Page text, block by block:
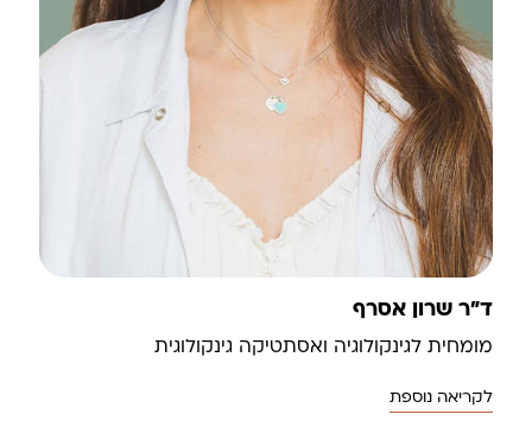
ד"ר שרון אסרף
מומחית לגינקולוגיה ואסתטיקה גינקולוגית
לקריאה נוספת